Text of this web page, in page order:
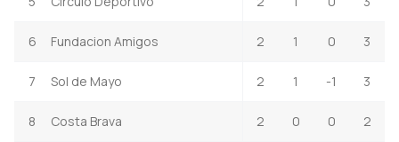
6 Fundacion Amigos 2 1 0 3
7 Sol de Mayo 2 1 -1 3
8 Costa Brava 2 0 0 2